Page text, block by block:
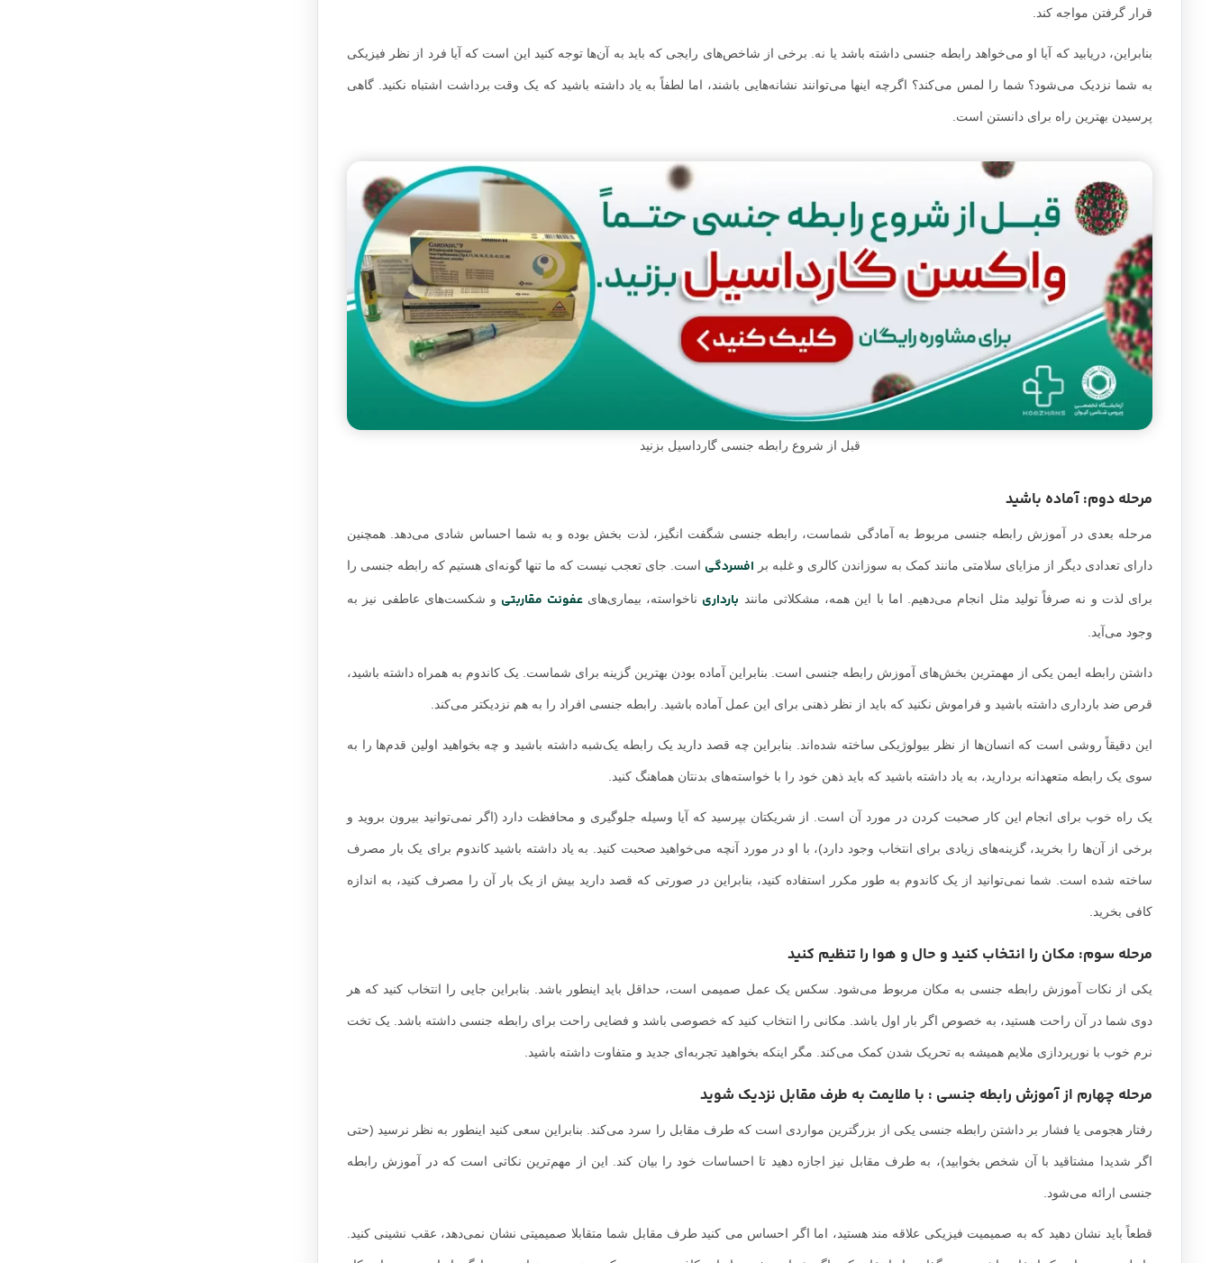
قرار گرفتن مواجه کند.
بنابراین، دریابید که آیا او می‌خواهد رابطه جنسی داشته باشد یا نه. برخی از شاخص‌های رایجی که باید به آن‌ها توجه کنید این است که آیا فرد از نظر فیزیکی
به شما نزدیک می‌شود؟ شما را لمس می‌کند؟ اگرچه اینها می‌توانند نشانه‌هایی باشند، اما لطفاً به یاد داشته باشید که یک وقت برداشت اشتباه نکنید. گاهی
پرسیدن بهترین راه برای دانستن است.
قبل از شروع رابطه جنسی گارداسیل بزنید
مرحله دوم: آماده باشید
مرحله بعدی در آموزش رابطه جنسی مربوط به آمادگی شماست، رابطه جنسی شگفت انگیز، لذت بخش بوده و به شما احساس شادی می‌دهد. همچنین
دارای تعدادی دیگر از مزایای سلامتی مانند کمک به سوزاندن کالری و غلبه بر افسردگی است. جای تعجب نیست که ما تنها گونه‌ای هستیم که رابطه جنسی را
برای لذت و نه صرفاً تولید مثل انجام می‌دهیم. اما با این همه، مشکلاتی مانند بارداری ناخواسته، بیماری‌هایعفونت مقاربتی و شکست‌های عاطفی نیز به
وجود می‌آید.
داشتن رابطه ایمن یکی از مهمترین بخش‌های آموزش رابطه جنسی است. بنابراین آماده بودن بهترین گزینه برای شماست. یک کاندوم به همراه داشته باشید،
قرص ضد بارداری داشته باشید و فراموش نکنید که باید از نظر ذهنی برای این عمل آماده باشید. رابطه جنسی افراد را به هم نزدیکتر می‌کند.
این دقیقاً روشی است که انسان‌ها از نظر بیولوژیکی ساخته شده‌اند. بنابراین چه قصد دارید یک رابطه یک‌شبه داشته باشید و چه بخواهید اولین قدم‌ها را به
سوی یک رابطه متعهدانه بردارید، به یاد داشته باشید که باید ذهن خود را با خواسته‌های بدنتان هماهنگ کنید.
یک راه خوب برای انجام این کار صحبت کردن در مورد آن است. از شریکتان بپرسید که آیا وسیله جلوگیری و محافظت دارد (اگر نمی‌توانید بیرون بروید و
برخی از آن‌ها را بخرید، گزینه‌های زیادی برای انتخاب وجود دارد)، با او در مورد آنچه می‌خواهید صحبت کنید. به یاد داشته باشید کاندوم برای یک بار مصرف
ساخته شده است. شما نمی‌توانید از یک کاندوم به طور مکرر استفاده کنید، بنابراین در صورتی که قصد دارید بیش از یک بار آن را مصرف کنید، به اندازه
کافی بخرید.
مرحله سوم: مکان را انتخاب کنید و حال و هوا را تنظیم کنید
یکی از نکات آموزش رابطه جنسی به مکان مربوط می‌شود. سکس یک عمل صمیمی است، حداقل باید اینطور باشد. بنابراین جایی را انتخاب کنید که هر
دوی شما در آن راحت هستید، به خصوص اگر بار اول باشد. مکانی را انتخاب کنید که خصوصی باشد و فضایی راحت برای رابطه جنسی داشته باشد. یک تخت
نرم خوب با نورپردازی ملایم همیشه به تحریک شدن کمک می‌کند. مگر اینکه بخواهید تجربه‌ای جدید و متفاوت داشته باشید.
مرحله چهارم از آموزش رابطه جنسی : با ملایمت به طرف مقابل نزدیک شوید
رفتار هجومی یا فشار بر داشتن رابطه جنسی یکی از بزرگترین مواردی است که طرف مقابل را سرد می‌کند. بنابراین سعی کنید اینطور به نظر نرسید (حتی
اگر شدیدا مشتاقید با آن شخص بخوابید)، به طرف مقابل نیز اجازه دهید تا احساسات خود را بیان کند. این از مهم‌ترین نکاتی است که در آموزش رابطه
جنسی ارائه می‌شود.
قطعاً باید نشان دهید که به صمیمیت فیزیکی علاقه مند هستید، اما اگر احساس می کنید طرف مقابل شما متقابلا صمیمیتی نشان نمی‌دهد، عقب نشینی کنید.